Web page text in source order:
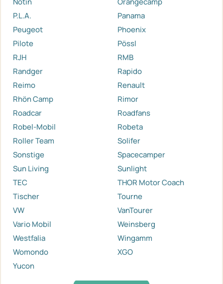
P.L.A.
Panama
Peugeot
Phoenix
Pilote
Pössl
RJH
RMB
Randger
Rapido
Reimo
Renault
Rhön Camp
Rimor
Roadcar
Roadfans
Robel-Mobil
Robeta
Roller Team
Solifer
Sonstige
Spacecamper
Sun Living
Sunlight
TEC
THOR Motor Coach
Tischer
Tourne
VW
VanTourer
Vario Mobil
Weinsberg
Westfalia
Wingamm
Womondo
XGO
Yucon